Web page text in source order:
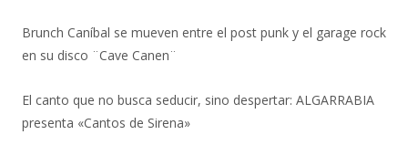
Brunch Caníbal se mueven entre el post punk y el garage rock
en su disco ¨Cave Canen¨
El canto que no busca seducir, sino despertar: ALGARRABIA
presenta «Cantos de Sirena»